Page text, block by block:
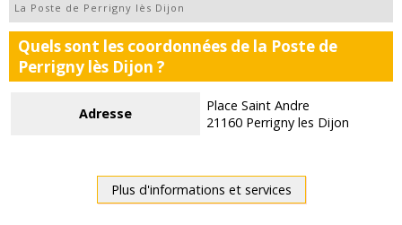
La Poste de Perrigny lès Dijon
Quels sont les coordonnées de la Poste de
Perrigny lès Dijon ?
Adresse
Place Saint Andre
21160 Perrigny les Dijon
Plus d'informations et services